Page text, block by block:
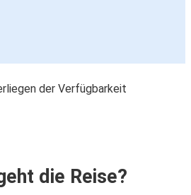
der Verfügbarkeit
die Reise?